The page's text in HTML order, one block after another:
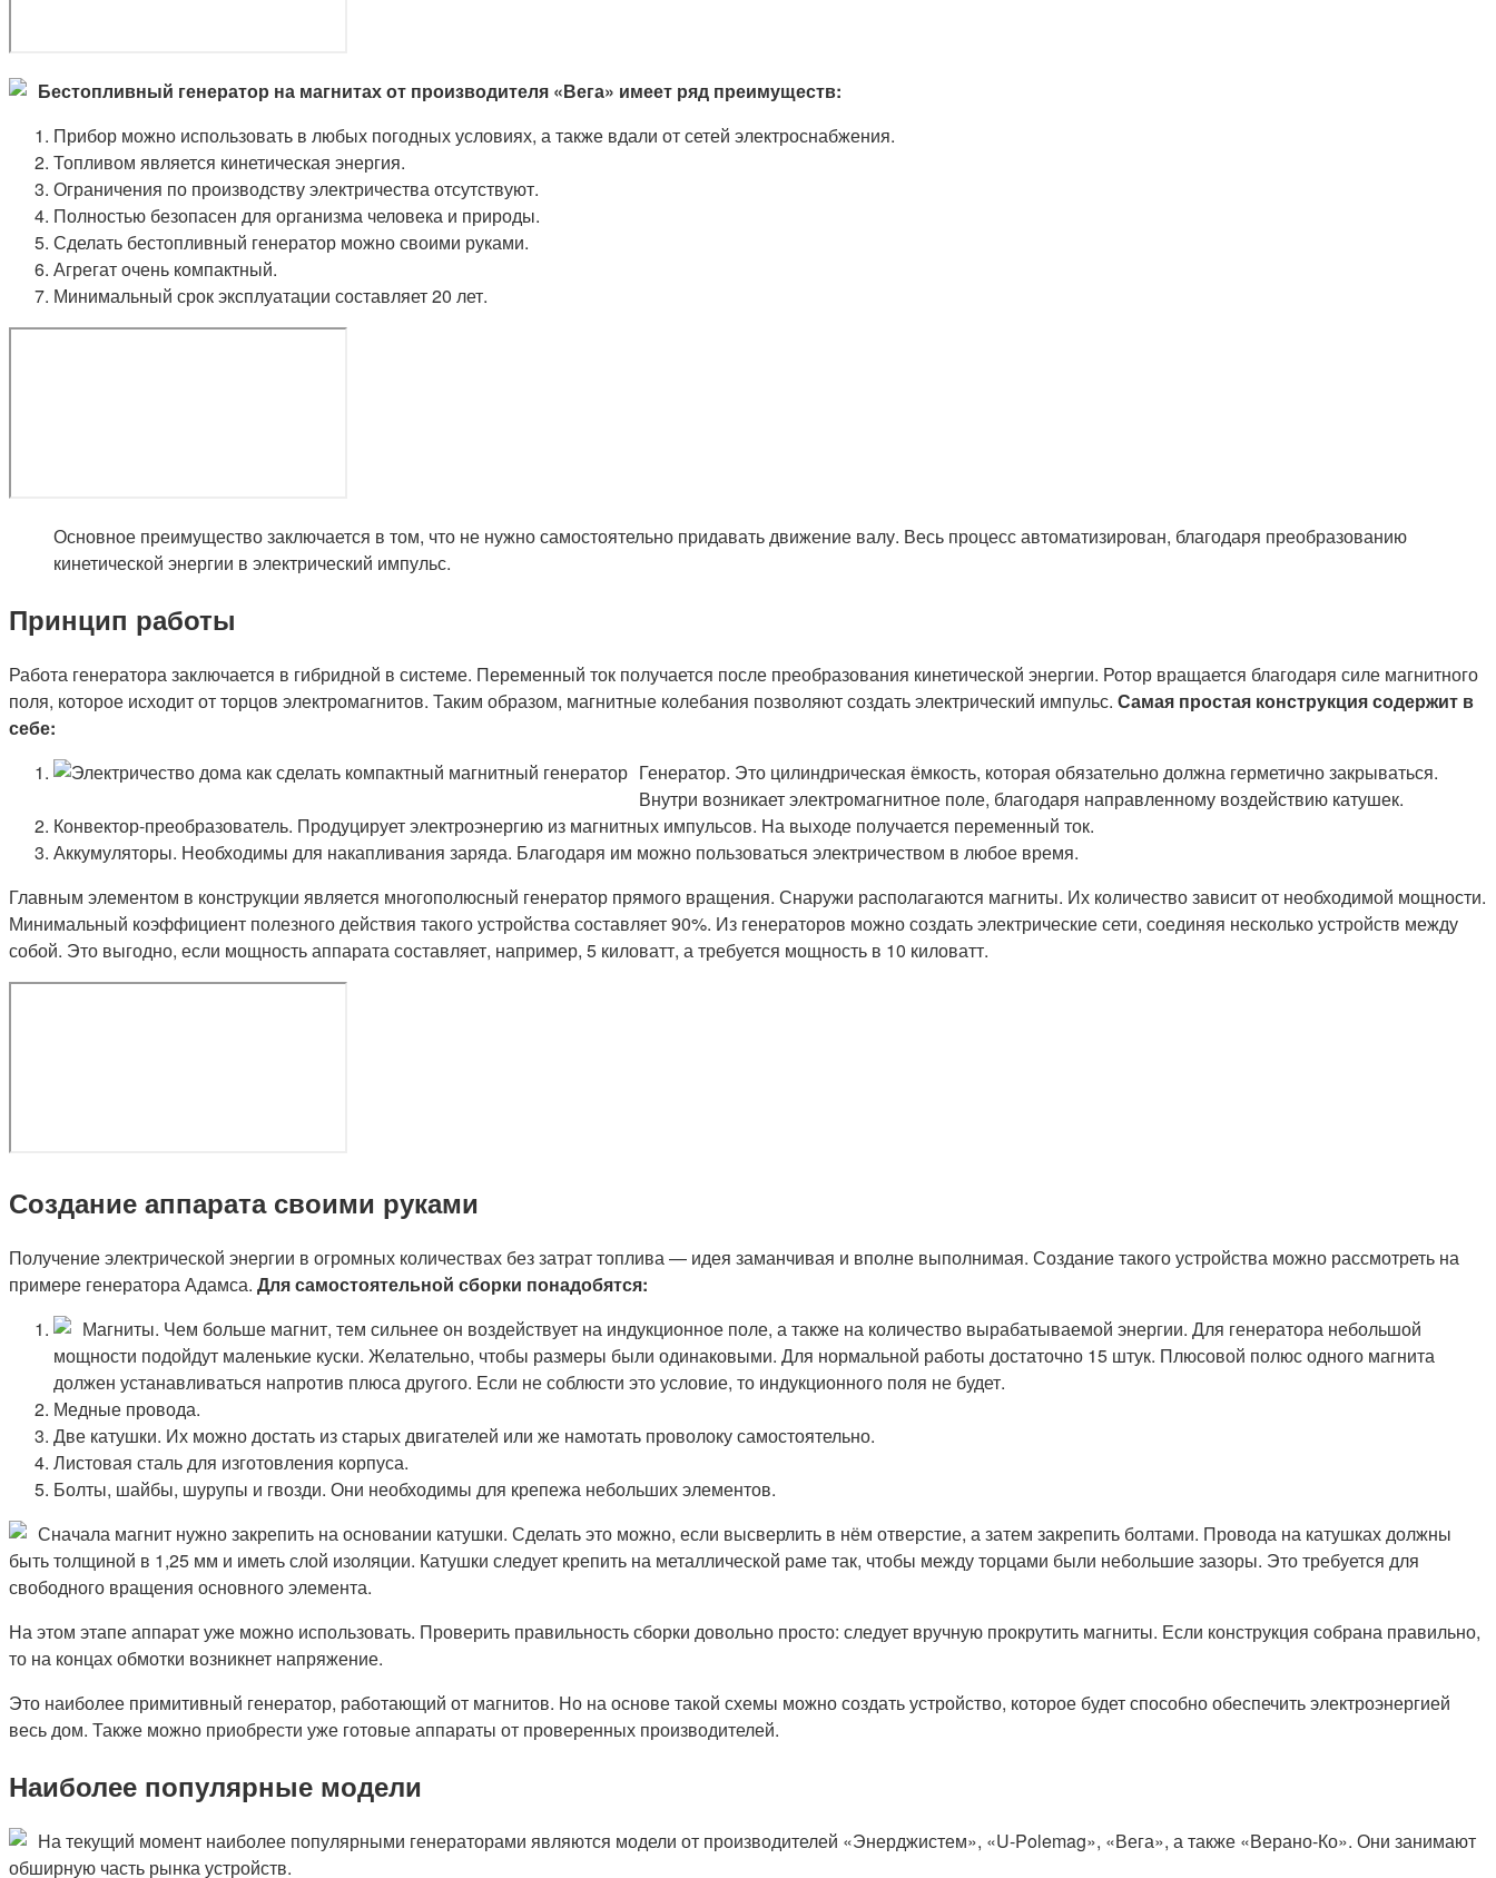
Бестопливный генератор на магнитах от производителя «Вега» имеет ряд преимуществ:
Прибор можно использовать в любых погодных условиях, а также вдали от сетей электроснабжения.
Топливом является кинетическая энергия.
Ограничения по производству электричества отсутствуют.
Полностью безопасен для организма человека и природы.
Сделать бестопливный генератор можно своими руками.
Агрегат очень компактный.
Минимальный срок эксплуатации составляет 20 лет.
Основное преимущество заключается в том, что не нужно самостоятельно придавать движение валу. Весь процесс автоматизирован, благодаря преобразованию
кинетической энергии в электрический импульс.
Принцип работы
Работа генератора заключается в гибридной в системе. Переменный ток получается после преобразования кинетической энергии. Ротор вращается благодаря силе магнитного
поля, которое исходит от торцов электромагнитов. Таким образом, магнитные колебания позволяют создать электрический импульс. Самая простая конструкция содержит в
себе:
Генератор. Это цилиндрическая ёмкость, которая обязательно должна герметично закрываться.
Внутри возникает электромагнитное поле, благодаря направленному воздействию катушек.
Конвектор-преобразователь. Продуцирует электроэнергию из магнитных импульсов. На выходе получается переменный ток.
Аккумуляторы. Необходимы для накапливания заряда. Благодаря им можно пользоваться электричеством в любое время.
Главным элементом в конструкции является многополюсный генератор прямого вращения. Снаружи располагаются магниты. Их количество зависит от необходимой мощности.
Минимальный коэффициент полезного действия такого устройства составляет 90%. Из генераторов можно создать электрические сети, соединяя несколько устройств между
собой. Это выгодно, если мощность аппарата составляет, например, 5 киловатт, а требуется мощность в 10 киловатт.
Создание аппарата своими руками
Получение электрической энергии в огромных количествах без затрат топлива — идея заманчивая и вполне выполнимая. Создание такого устройства можно рассмотреть на
примере генератора Адамса. Для самостоятельной сборки понадобятся:
Магниты. Чем больше магнит, тем сильнее он воздействует на индукционное поле, а также на количество вырабатываемой энергии. Для генератора небольшой
мощности подойдут маленькие куски. Желательно, чтобы размеры были одинаковыми. Для нормальной работы достаточно 15 штук. Плюсовой полюс одного магнита
должен устанавливаться напротив плюса другого. Если не соблюсти это условие, то индукционного поля не будет.
Медные провода.
Две катушки. Их можно достать из старых двигателей или же намотать проволоку самостоятельно.
Листовая сталь для изготовления корпуса.
Болты, шайбы, шурупы и гвозди. Они необходимы для крепежа небольших элементов.
Сначала магнит нужно закрепить на основании катушки. Сделать это можно, если высверлить в нём отверстие, а затем закрепить болтами. Провода на катушках должны
быть толщиной в 1,25 мм и иметь слой изоляции. Катушки следует крепить на металлической раме так, чтобы между торцами были небольшие зазоры. Это требуется для
свободного вращения основного элемента.
На этом этапе аппарат уже можно использовать. Проверить правильность сборки довольно просто: следует вручную прокрутить магниты. Если конструкция собрана правильно,
то на концах обмотки возникнет напряжение.
Это наиболее примитивный генератор, работающий от магнитов. Но на основе такой схемы можно создать устройство, которое будет способно обеспечить электроэнергией
весь дом. Также можно приобрести уже готовые аппараты от проверенных производителей.
Наиболее популярные модели
На текущий момент наиболее популярными генераторами являются модели от производителей «Энерджистем», «U-Polemag», «Вега», а также «Верано-Ко». Они занимают
обширную часть рынка устройств.